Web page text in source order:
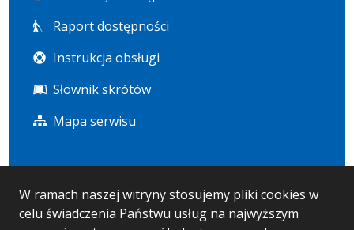
W ramach naszej witryny stosujemy pliki cookies w
celu świadczenia Państwu usług na najwyższym
Raport dostępności
Instrukcja obsługi
Słownik skrótów
Mapa serwisu
Statystyki oglądalności